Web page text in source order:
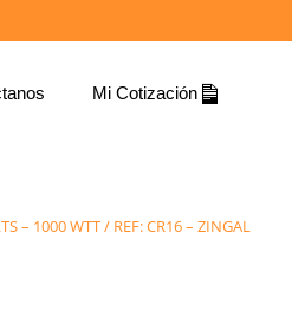
Mi Cotización
– 1000 WTT / REF: CR16 – ZINGAL